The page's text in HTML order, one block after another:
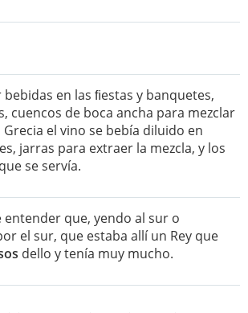
en las ﬁestas y banquetes,
cuencos de boca ancha para mezclar
Grecia el vino se bebía diluido en
jarras para extraer la mezcla, y los
se servía.
entender que, yendo al sur o
el sur, que estaba allí un Rey que
dello y tenía muy mucho.